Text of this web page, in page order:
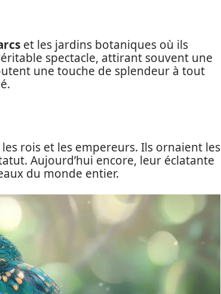
et les jardins botaniques où ils
spectacle, attirant souvent une
une touche de splendeur à tout
rois et les empereurs. Ils ornaient les
Aujourd’hui encore, leur éclatante
du monde entier.